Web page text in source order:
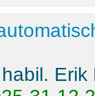
Erik